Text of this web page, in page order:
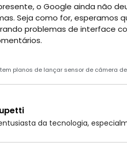
o Google ainda não
Seja como for, esperamos
problemas de interface
da tecnologia,